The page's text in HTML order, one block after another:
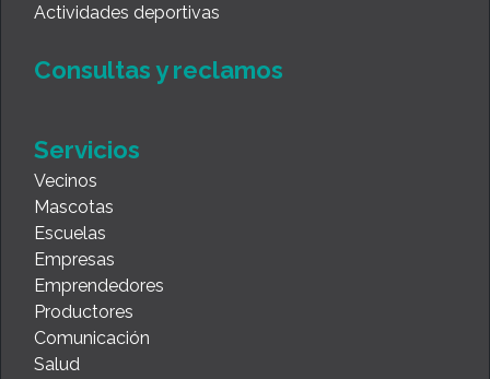
Actividades deportivas
Consultas y reclamos
Servicios
Vecinos
Mascotas
Escuelas
Empresas
Emprendedores
Productores
Comunicación
Salud